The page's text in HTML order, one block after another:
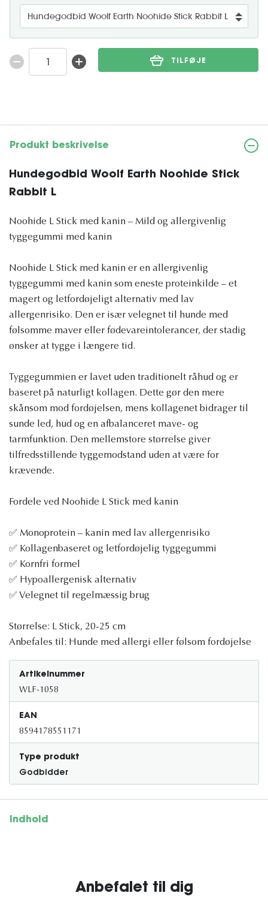
TILFØJE
Produkt beskrivelse
Hundegodbid Woolf Earth Noohide Stick
Rabbit L
Noohide L Stick med kanin – Mild og allergivenlig
tyggegummi med kanin
Noohide L Stick med kanin er en allergivenlig
tyggegummi med kanin som eneste proteinkilde – et
magert og letfordøjeligt alternativ med lav
allergenrisiko. Den er især velegnet til hunde med
følsomme maver eller fødevareintolerancer, der stadig
ønsker at tygge i længere tid.
Tyggegummien er lavet uden traditionelt råhud og er
baseret på naturligt kollagen. Dette gør den mere
skånsom mod fordøjelsen, mens kollagenet bidrager til
sunde led, hud og en afbalanceret mave- og
tarmfunktion. Den mellemstore størrelse giver
tilfredsstillende tyggemodstand uden at være for
krævende.
Fordele ved Noohide L Stick med kanin
✅ Monoprotein – kanin med lav allergenrisiko
✅ Kollagenbaseret og letfordøjelig tyggegummi
✅ Kornfri formel
✅ Hypoallergenisk alternativ
✅ Velegnet til regelmæssig brug
Størrelse: L Stick, 20-25 cm
Anbefales til: Hunde med allergi eller følsom fordøjelse
Artikelnummer
WLF-1058
EAN
8594178551171
Type produkt
Godbidder
Indhold
Anbefalet til dig